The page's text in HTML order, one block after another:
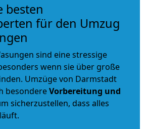
besten
für den Umzug
sind eine stressige
wenn sie über große
Umzüge von Darmstadt
besondereVorbereitung und
sicherzustellen, dass alles